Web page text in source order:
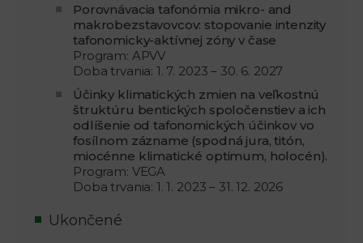
Porovnávacia tafonómia mikro- and
makrobezstavovcov: stopovanie intenzity
tafonomicky-aktívnej zóny v čase
Program: APVV
Doba trvania: 1. 7. 2023 – 30. 6. 2027
Účinky klimatických zmien na veľkostnú
štruktúru bentických spoločenstiev a ich
odlíšenie od tafonomických účinkov vo
fosílnom zázname (spodná jura, titón,
miocénne klimatické optimum, holocén).
Program: VEGA
Doba trvania: 1. 1. 2023 – 31. 12. 2026
Ukončené